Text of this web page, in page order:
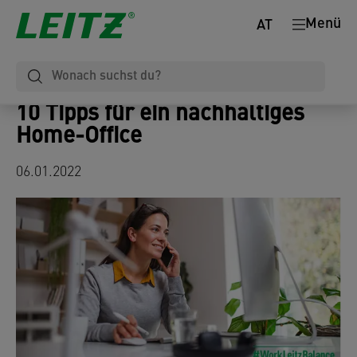
Menü
AT
10 Tipps für ein nachhaltiges
Home-Office
06.01.2022